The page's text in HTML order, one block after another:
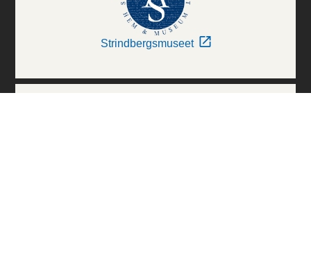
Strindbergsmuseet